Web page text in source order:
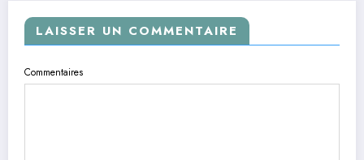
LAISSER UN COMMENTAIRE
Commentaires